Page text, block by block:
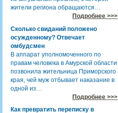
жители региона обращаются…
Подробнее >>>
Сколько свиданий положено
осужденному? Отвечает
омбудсмен
В аппарат уполномоченного по
правам человека в Амурской области
позвонила жительница Приморского
края, чей муж отбывает наказание в
одной из…
Подробнее >>>
Как превратить переписку в